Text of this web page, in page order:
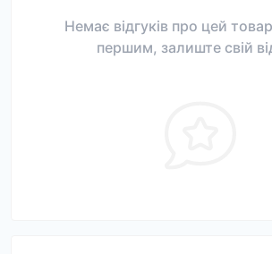
Немає відгуків про цей
першим, залиште свій